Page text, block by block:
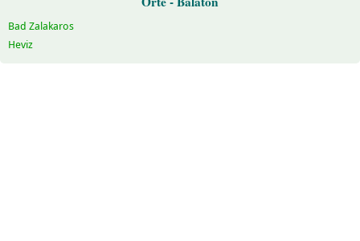
Bad Zalakaros
Heviz